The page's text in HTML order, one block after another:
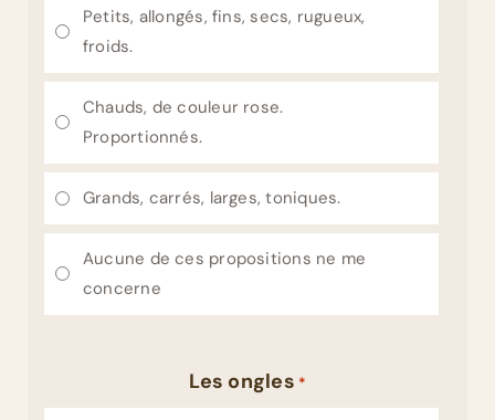
Petits, allongés, fins, secs, rugueux,
froids.
Chauds, de couleur rose.
Proportionnés.
Grands, carrés, larges, toniques.
Aucune de ces propositions ne me
concerne
Les ongles *